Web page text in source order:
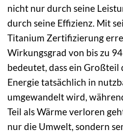
nicht nur durch seine
durch seine Effizienz. Mit
Titanium Zertifizierung
Wirkungsgrad von bis zu 94
bedeutet, dass ein Großteil
Energie tatsächlich in
umgewandelt wird,
Teil als Wärme verloren
nur die Umwelt, sondern